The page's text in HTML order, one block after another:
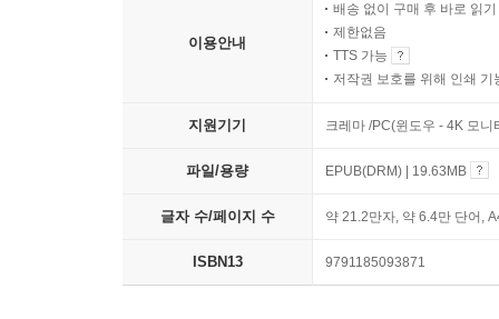
이용안내
배송 없이 구매 후 바로 읽기
제한없음
TTS 가능
저작권 보호를 위해 인쇄 기
지원기기 크레마 /PC(윈도우 - 4K 모
파일/용량 EPUB(DRM) | 19.63MB
글자 수/페이지 수 약 21.2만자, 약 6.4만 단어,
ISBN13 9791185093871